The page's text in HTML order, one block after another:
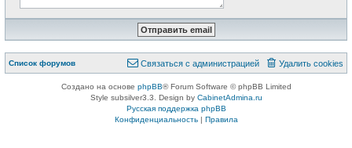
Список форумов Удалить cookies
Связаться с администрацией
Создано на основе phpBB® Forum Software © phpBB Limited
Style subsilver3.3. Design by CabinetAdmina.ru
Русская поддержка phpBB
Конфиденциальность| Правила